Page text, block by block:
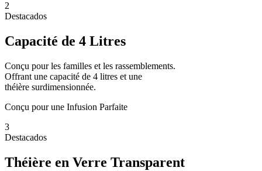
2
Destacados
Capacité de 4 Litres
Conçu pour les familles et les rassemblements.
Offrant une capacité de 4 litres et une
théière surdimensionnée.
Conçu pour une Infusion Parfaite
3
Destacados
Théière en Verre Transparent